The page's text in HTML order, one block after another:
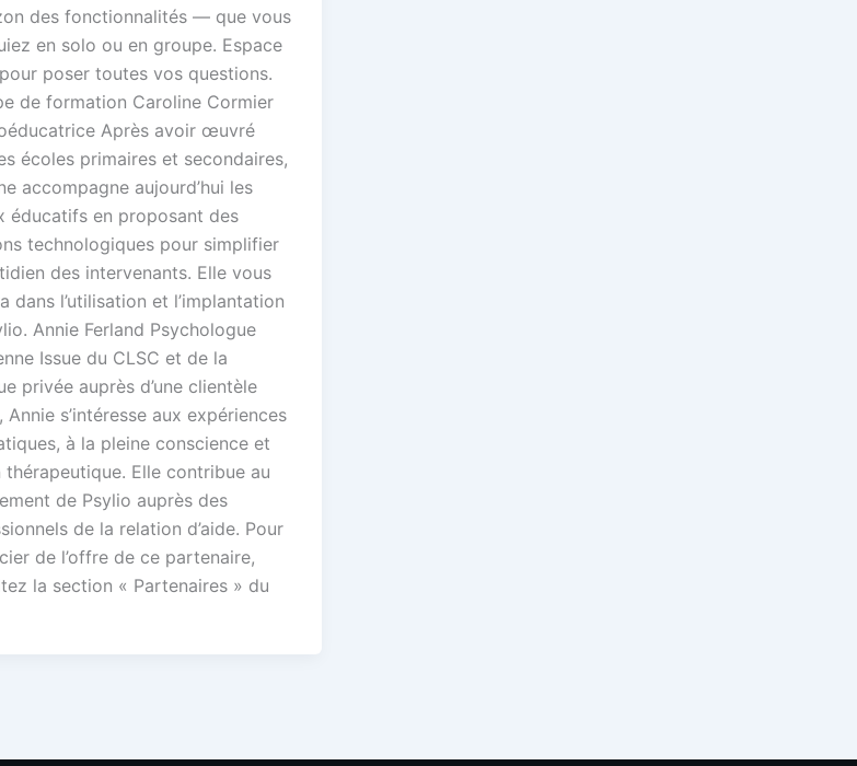
des fonctionnalités — que vous
en solo ou en groupe. Espace
poser toutes vos questions.
de formation Caroline Cormier
Après avoir œuvré
écoles primaires et secondaires,
accompagne aujourd’hui les
éducatifs en proposant des
technologiques pour simplifier
des intervenants. Elle vous
dans l’utilisation et l’implantation
Annie Ferland Psychologue
Issue du CLSC et de la
privée auprès d’une clientèle
Annie s’intéresse aux expériences
à la pleine conscience et
thérapeutique. Elle contribue au
de Psylio auprès des
de la relation d’aide. Pour
de l’offre de ce partenaire,
la section « Partenaires » du